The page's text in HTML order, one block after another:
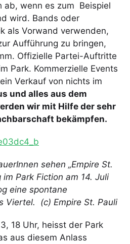
ab, wenn es zum Beispiel
wird. Bands oder
als Vorwand verwenden,
Aufführung zu bringen,
Offizielle Partei-Auftritte
Park. Kommerzielle Events
Verkauf von nichts im
und alles aus dem
wir mit Hilfe der sehr
bekämpfen.
sehen „Empire St.
im Park Fiction am 14. Juli
eine spontane
Viertel. (c) Empire St. Pauli
18 Uhr, heisst der Park
aus diesem Anlass